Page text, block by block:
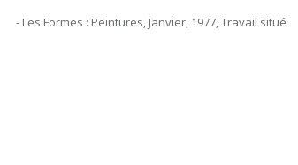
- Les Formes : Peintures, Janvier, 1977, Travail situé